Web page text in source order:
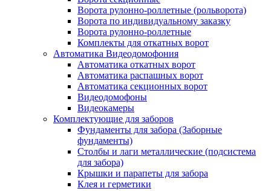
Ворота рулонно-роллетные (рольворота)
Ворота по индивидуальному заказку
Ворота рулонно-роллетные
Комплекты для откатных ворот
Автоматика Видеодомофония
Автоматика откатных ворот
Автоматика распашных ворот
Автоматика секционных ворот
Видеодомофоны
Видеокамеры
Комплектующие для заборов
Фундаменты для забора (Заборные
фундаменты)
Столбы и лаги металлические (подсистема
для забора)
Крышки и парапеты для забора
Клея и герметики